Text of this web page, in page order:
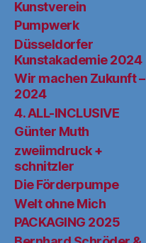
Kunstverein
Pumpwerk
Düsseldorfer
Kunstakademie 2024
Wir machen Zukunft –
2024
4. ALL-INCLUSIVE
Günter Muth
zweiimdruck +
schnitzler
Die Förderpumpe
Welt ohne Mich
PACKAGING 2025